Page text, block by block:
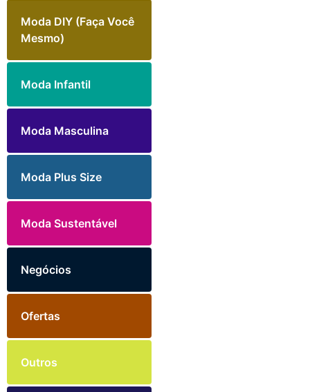
Moda DIY (Faça Você
Mesmo)
Moda Infantil
Moda Masculina
Moda Plus Size
Moda Sustentável
Negócios
Ofertas
Outros